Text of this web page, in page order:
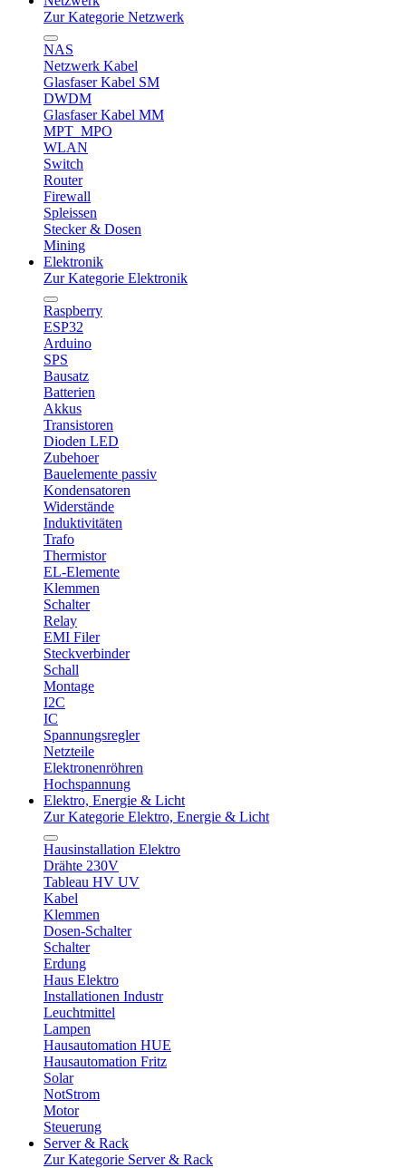
Zur Kategorie Netzwerk
NAS
Netzwerk Kabel
Glasfaser Kabel SM
DWDM
Glasfaser Kabel MM
MPT_MPO
WLAN
Switch
Router
Firewall
Spleissen
Stecker & Dosen
Mining
Elektronik
Zur Kategorie Elektronik
Raspberry
ESP32
Arduino
SPS
Bausatz
Batterien
Akkus
Transistoren
Dioden LED
Zubehoer
Bauelemente passiv
Kondensatoren
Widerstände
Induktivitäten
Trafo
Thermistor
EL-Elemente
Klemmen
Schalter
Relay
EMI Filer
Steckverbinder
Schall
Montage
I2C
IC
Spannungsregler
Netzteile
Elektronenröhren
Hochspannung
Elektro, Energie & Licht
Zur Kategorie Elektro, Energie & Licht
Hausinstallation Elektro
Drähte 230V
Tableau HV UV
Kabel
Klemmen
Dosen-Schalter
Schalter
Erdung
Haus Elektro
Installationen Industr
Leuchtmittel
Lampen
Hausautomation HUE
Hausautomation Fritz
Solar
NotStrom
Motor
Steuerung
Server & Rack
Zur Kategorie Server & Rack